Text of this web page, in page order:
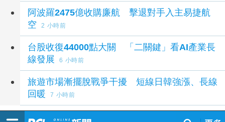
阿波羅2475億收購廉航 擊退對手入主易捷航
空
2 小時前
台股收復44000點大關 「二關鍵」看AI產業長
線發展
6 小時前
旅遊市場漸擺脫戰爭干擾 短線日韓強漲、長線
回暖
7 小時前